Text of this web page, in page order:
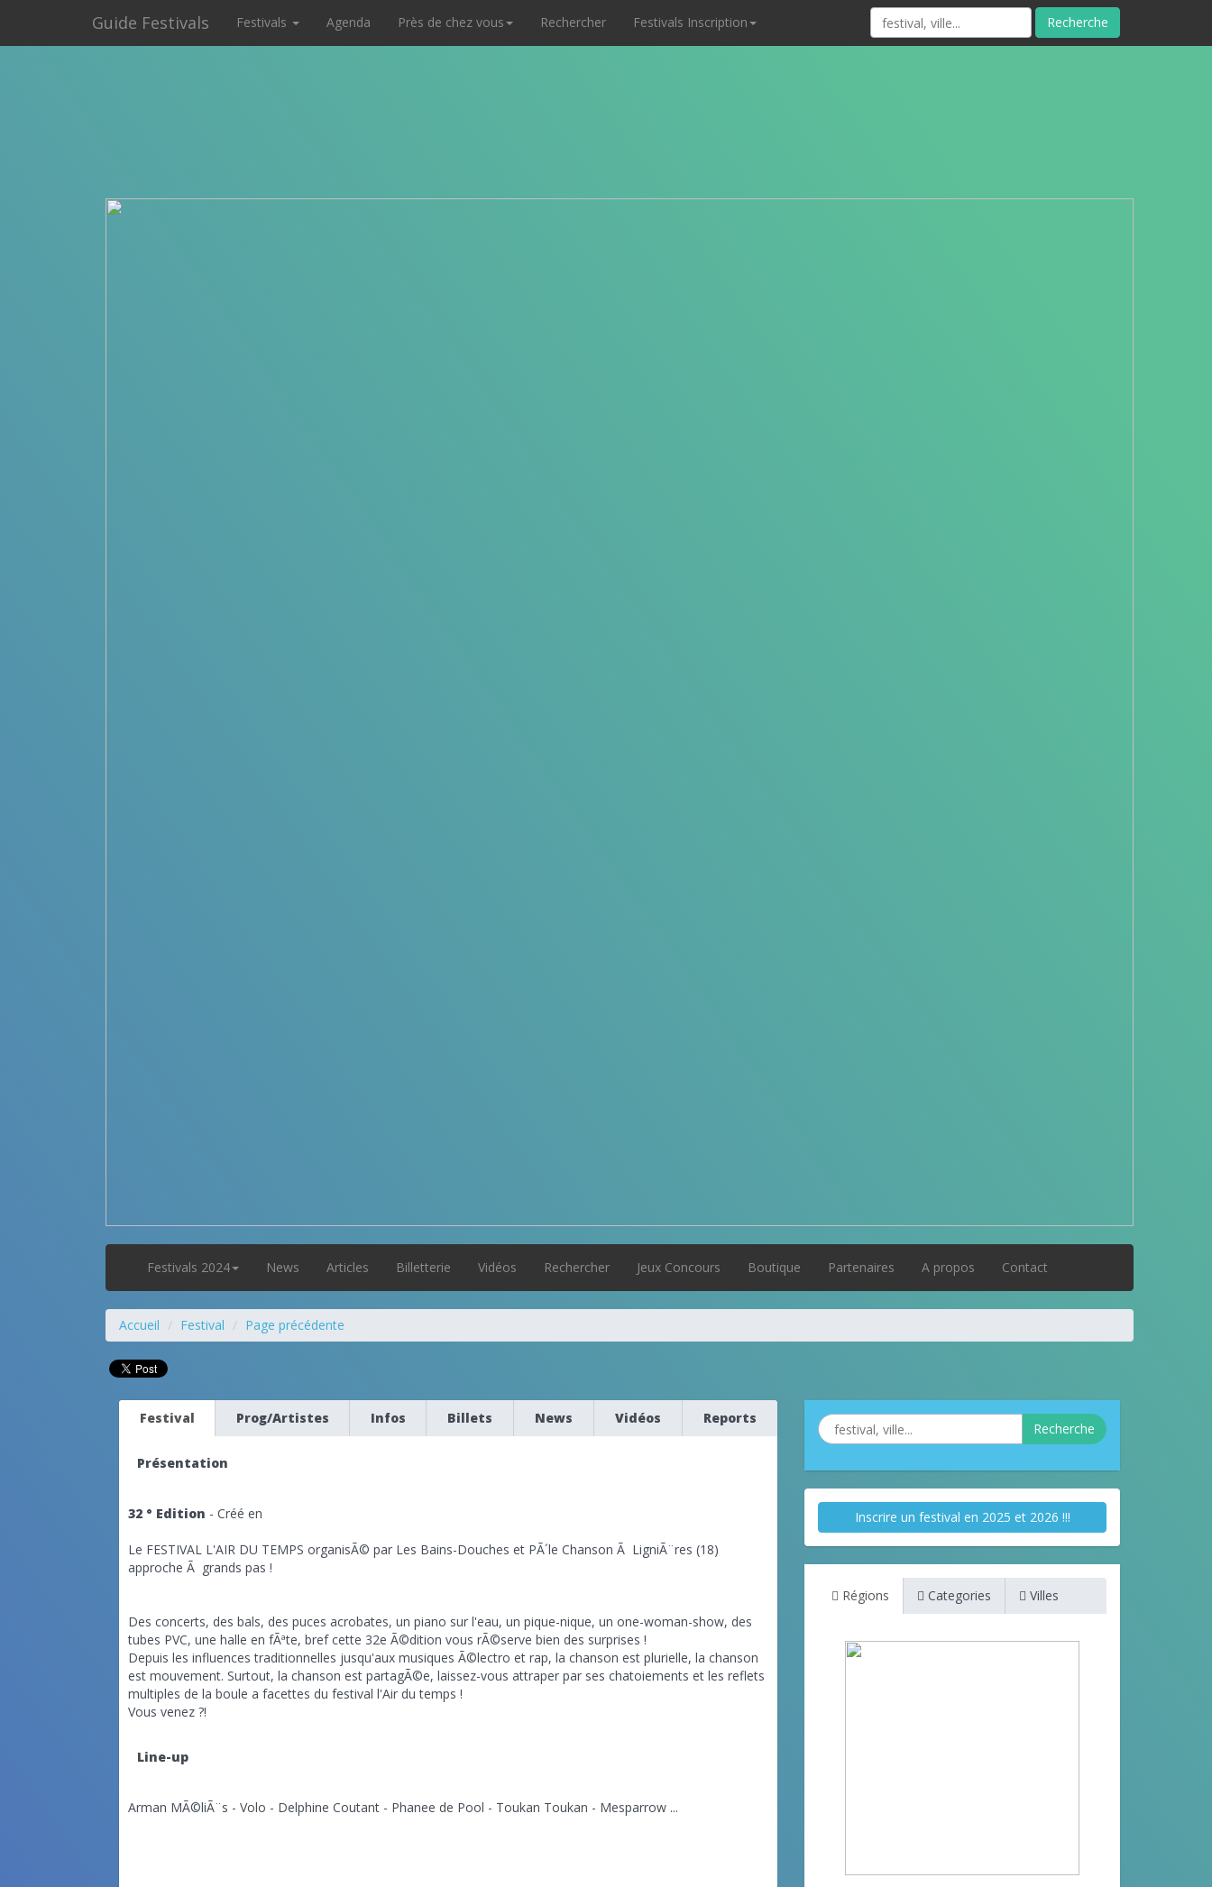
Guide Festivals Festivals Agenda Près de chez vous Rechercher Festivals Inscription Recherche
Festivals 2024 News Articles Billetterie Vidéos Rechercher Jeux Concours Boutique Partenaires A propos Contact
Accueil Festival Page précédente
Festival Prog/Artistes Infos Billets News Vidéos Reports
Présentation
32 ° Edition - Créé en
Le FESTIVAL L'AIR DU TEMPS organisÃ© par Les Bains-Douches et PÃ´le Chanson Ã LigniÃ¨res (18)
approche Ã grands pas !
Des concerts, des bals, des puces acrobates, un piano sur l'eau, un pique-nique, un one-woman-show, des
tubes PVC, une halle en fÃªte, bref cette 32e Ã©dition vous rÃ©serve bien des surprises !
Depuis les influences traditionnelles jusqu'aux musiques Ã©lectro et rap, la chanson est plurielle, la chanson
est mouvement. Surtout, la chanson est partagÃ©e, laissez-vous attraper par ses chatoiements et les reflets
multiples de la boule a facettes du festival l'Air du temps !
Vous venez ?!
Line-up
Arman MÃ©liÃ¨s - Volo - Delphine Coutant - Phanee de Pool - Toukan Toukan - Mesparrow ...
Recherche
Inscrire un festival en 2025 et 2026 !!!
Régions Categories Villes